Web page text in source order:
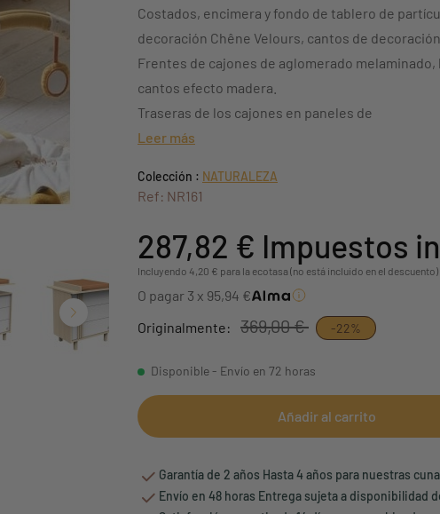
Costados, encimera y fondo de tablero de
decoración Chêne Velours, cantos de decoración
Frentes de cajones de aglomerado melaminado,
cantos efecto madera.
Traseras de los cajones en paneles de
Leer más
Colección : NATURALEZA
Ref: NR161
287,82 € Impuestos
Incluyendo 4,20 € para la ecotasa (no está incluido en el descuento)
O pagar 3 x 95,94 €
Originalmente:
369,00 € -22%
Disponible - Envío en 72 horas
Añadir al carrito
Garantía de 2 años Hasta 4 años para nuestras
Envío en 48 horas Entrega sujeta a disponibilidad